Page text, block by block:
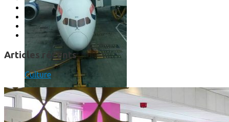
Un boîtier imprimé en 3D va faire tourner Android sur votre
Articles récents
Culture